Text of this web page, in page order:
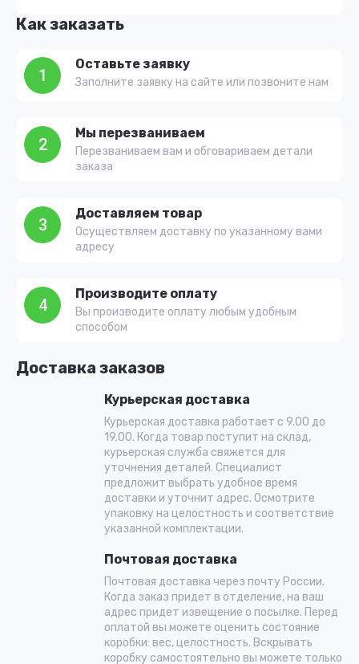
Как заказать
1
Оставьте заявку
Заполните заявку на сайте или позвоните нам
2
Мы перезваниваем
Перезваниваем вам и обговариваем детали
заказа
3
Доставляем товар
Осуществляем доставку по указанному вами
адресу
4
Производите оплату
Вы производите оплату любым удобным
способом
Доставка заказов
Курьерская доставка
Курьерская доставка работает с 9.00 до
19.00. Когда товар поступит на склад,
курьерская служба свяжется для
уточнения деталей. Специалист
предложит выбрать удобное время
доставки и уточнит адрес. Осмотрите
упаковку на целостность и соответствие
указанной комплектации.
Почтовая доставка
Почтовая доставка через почту России.
Когда заказ придет в отделение, на ваш
адрес придет извещение о посылке. Перед
оплатой вы можете оценить состояние
коробки: вес, целостность. Вскрывать
коробку самостоятельно вы можете только